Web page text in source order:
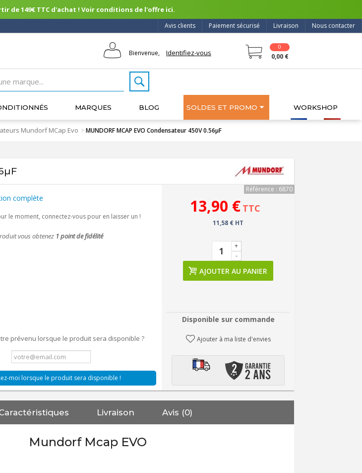
de 149€ TTC d'achat ! Voir conditions de l'offre ici.
Nous contacter
Livraison
Paiement sécurisé
Avis clients
Bienvenue, Identifiez-vous
0
0,00 €
MARQUES BLOG SOLDES ET PROMO WORKSHOP
Mundorf MCap Evo >MUNDORF MCAP EVO Condensateur 450V 0.56µF
complète
le moment, connectez-vous pour en laisser un !
vous obtenez 1 point de fidélité
prévenu lorsque le produit sera disponible ?
moi lorsque le produit sera disponible !
Référence : 6870
13,90 € TTC
11,58 € HT
-
+
AJOUTER AU PANIER
Disponible sur commande
Ajouter à ma liste d'envies
Livraison Avis (0)
Mundorf Mcap EVO